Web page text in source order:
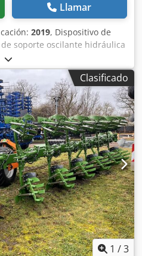
Llamar
2019, Dispositivo de
soporte oscilante hidráulica
Clasificado
1 /3